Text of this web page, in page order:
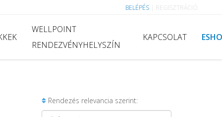
BELÉPÉS REGISZTRÁCIÓ
WELLPOINT
RENDEZVÉNYHELYSZÍN
KAPCSOLAT
Rendezés relevancia szerint: